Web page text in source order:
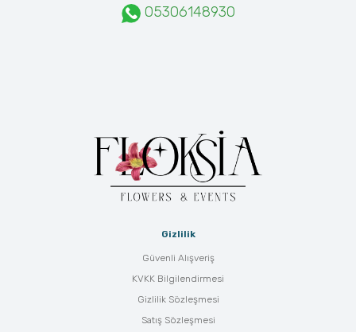
05306148930
Gizlilik
Güvenli Alışveriş
KVKK Bilgilendirmesi
Gizlilik Sözleşmesi
Satış Sözleşmesi